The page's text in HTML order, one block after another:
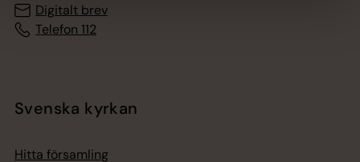
Digitalt brev
Telefon 112
Svenska kyrkan
Hitta församling